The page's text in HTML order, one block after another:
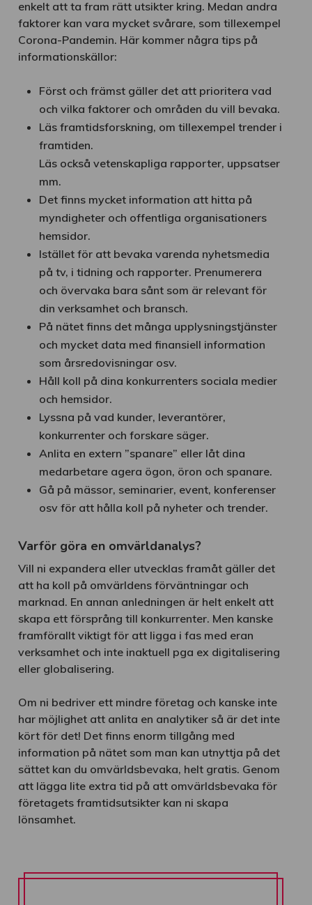
enkelt att ta fram rätt utsikter kring. Medan andra
faktorer kan vara mycket svårare, som tillexempel
Corona-Pandemin. Här kommer några tips på
informationskällor:
Först och främst gäller det att prioritera vad
och vilka faktorer och områden du vill bevaka.
Läs framtidsforskning, om tillexempel trender i
framtiden.
Läs också vetenskapliga rapporter, uppsatser
mm.
Det finns mycket information att hitta på
myndigheter och offentliga organisationers
hemsidor.
Istället för att bevaka varenda nyhetsmedia
på tv, i tidning och rapporter. Prenumerera
och övervaka bara sånt som är relevant för
din verksamhet och bransch.
På nätet finns det många upplysningstjänster
och mycket data med finansiell information
som årsredovisningar osv.
Håll koll på dina konkurrenters sociala medier
och hemsidor.
Lyssna på vad kunder, leverantörer,
konkurrenter och forskare säger.
Anlita en extern ”spanare” eller låt dina
medarbetare agera ögon, öron och spanare.
Gå på mässor, seminarier, event, konferenser
osv för att hålla koll på nyheter och trender.
Varför göra en omvärldanalys?
Vill ni expandera eller utvecklas framåt gäller det
att ha koll på omvärldens förväntningar och
marknad. En annan anledningen är helt enkelt att
skapa ett försprång till konkurrenter. Men kanske
framförallt viktigt för att ligga i fas med eran
verksamhet och inte inaktuell pga ex digitalisering
eller globalisering.
Om ni bedriver ett mindre företag och kanske inte
har möjlighet att anlita en analytiker så är det inte
kört för det! Det finns enorm tillgång med
information på nätet som man kan utnyttja på det
sättet kan du omvärldsbevaka, helt gratis. Genom
att lägga lite extra tid på att omvärldsbevaka för
företagets framtidsutsikter kan ni skapa
lönsamhet.